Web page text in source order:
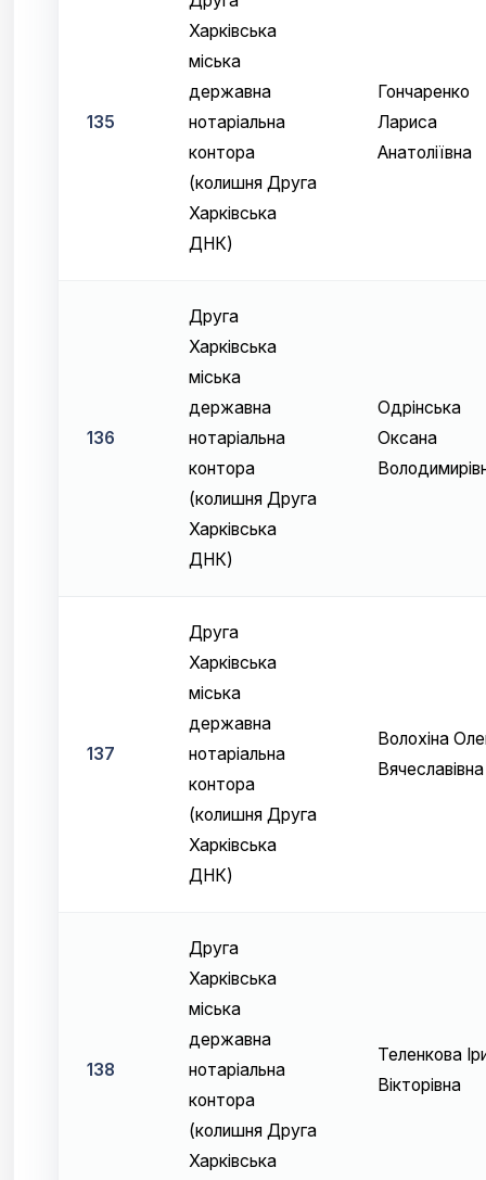
135
Харківська
міська
державна
нотаріальна
контора
(колишня Друга
Харківська
ДНК)
Гончаренко
Лариса
Анатоліївна
136
Друга
Харківська
міська
державна
нотаріальна
контора
(колишня Друга
Харківська
ДНК)
Одрінська
Оксана
137
Друга
Харківська
міська
державна
нотаріальна
контора
(колишня Друга
Харківська
ДНК)
Волохіна
Вячеславівна
138
Друга
Харківська
міська
державна
нотаріальна
контора
(колишня Друга
Харківська
Теленкова
Вікторівна